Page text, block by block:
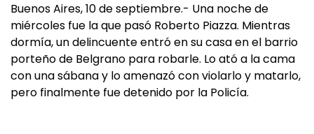
Buenos Aires, 10 de septiembre.- Una noche de
miércoles fue la que pasó Roberto Piazza. Mientras
dormía, un delincuente entró en su casa en el barrio
porteño de Belgrano para robarle. Lo ató a la cama
con una sábana y lo amenazó con violarlo y matarlo,
pero finalmente fue detenido por la Policía.